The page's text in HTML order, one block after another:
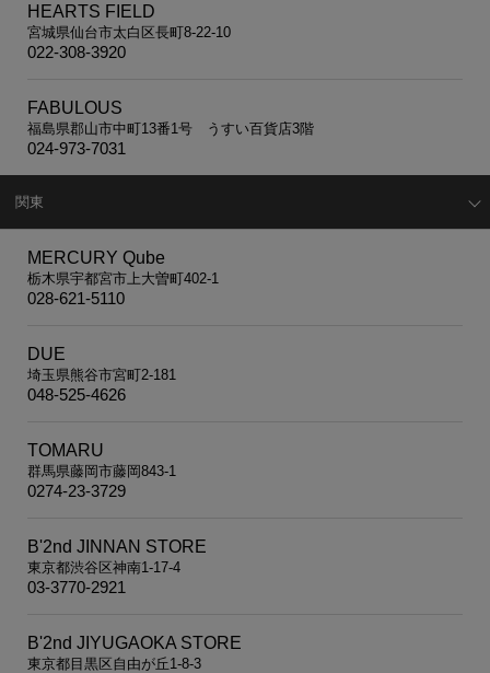
HEARTS FIELD
宮城県仙台市太白区長町8-22-10
022-308-3920
FABULOUS
福島県郡山市中町13番1号 うすい百貨店3階
024-973-7031
関東
MERCURY Qube
栃木県宇都宮市上大曽町402-1
028-621-5110
DUE
埼玉県熊谷市宮町2-181
048-525-4626
TOMARU
群馬県藤岡市藤岡843-1
0274-23-3729
B'2nd JINNAN STORE
東京都渋谷区神南1-17-4
03-3770-2921
B'2nd JIYUGAOKA STORE
東京都目黒区自由が丘1-8-3